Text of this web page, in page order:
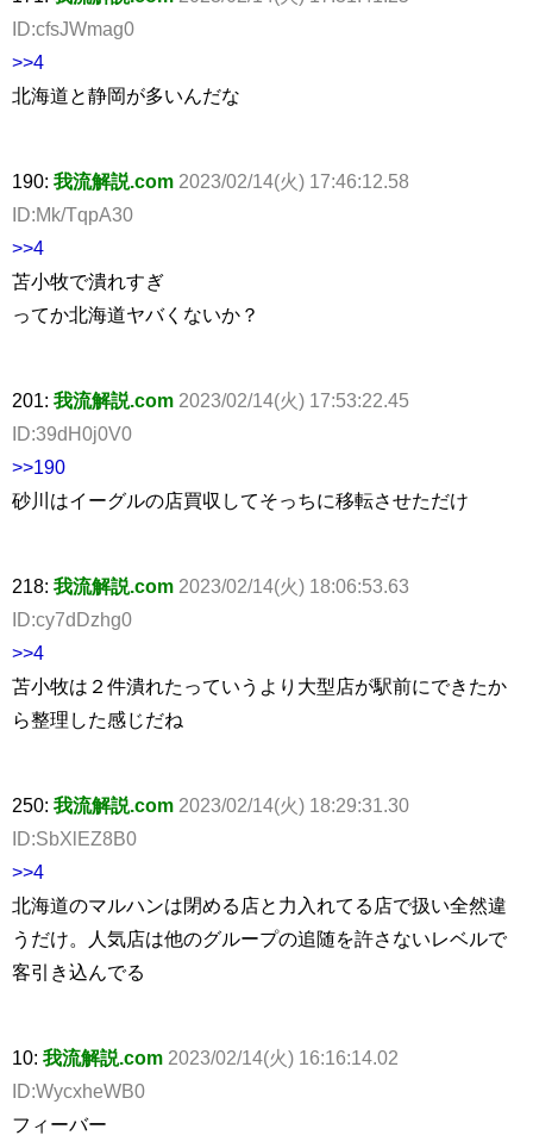
ID:cfsJWmag0
>>4
北海道と静岡が多いんだな
190: 我流解説.com 2023/02/14(火) 17:46:12.58
ID:Mk/TqpA30
>>4
苫小牧で潰れすぎ
ってか北海道ヤバくないか？
201: 我流解説.com 2023/02/14(火) 17:53:22.45
ID:39dH0j0V0
>>190
砂川はイーグルの店買収してそっちに移転させただけ
218: 我流解説.com 2023/02/14(火) 18:06:53.63
ID:cy7dDzhg0
>>4
苫小牧は２件潰れたっていうより大型店が駅前にできたか
ら整理した感じだね
250: 我流解説.com 2023/02/14(火) 18:29:31.30
ID:SbXlEZ8B0
>>4
北海道のマルハンは閉める店と力入れてる店で扱い全然違
うだけ。人気店は他のグループの追随を許さないレベルで
客引き込んでる
10: 我流解説.com 2023/02/14(火) 16:16:14.02
ID:WycxheWB0
フィーバー